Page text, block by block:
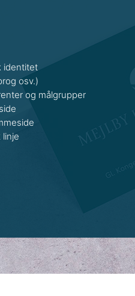
identitet
osv.)
og målgrupper